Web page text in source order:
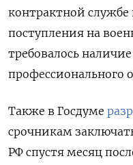
контрактной
поступления на
требовалось
профессионального
Также в Госдуме
срочникам
РФ спустя месяц